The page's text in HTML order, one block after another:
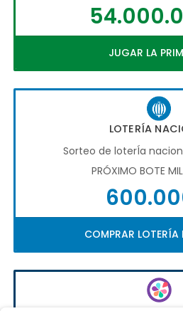
JUGAR LA
LOTERÍA
Sorteo de loterÍa
PRÓXIMO BOTE
COMPRAR